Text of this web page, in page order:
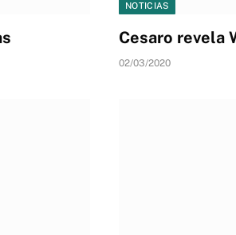
NOTICIAS
Cesaro revela
02/03/2020